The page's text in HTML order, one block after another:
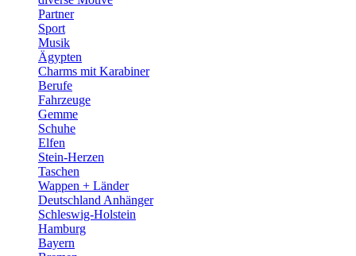
Partner
Sport
Musik
Ägypten
Charms mit Karabiner
Berufe
Fahrzeuge
Gemme
Schuhe
Elfen
Stein-Herzen
Taschen
Wappen + Länder
Deutschland Anhänger
Schleswig-Holstein
Hamburg
Bayern